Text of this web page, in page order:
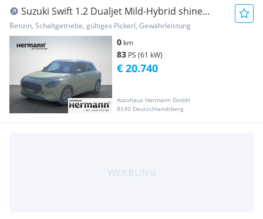
Suzuki Swift 1.2 Dualjet Mild-Hybrid shine
Hybrid (EURO 6
Benzin, Schaltgetriebe, gültiges Pickerl, Gewährleistung
0 km
83 PS (61 kW)
Autohaus Hermann GmbH
8530 Deutschlandsberg
€ 20.740